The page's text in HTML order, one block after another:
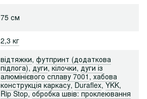
75 см
2,3 кг
відтяжки, футпринт (додаткова
підлога),дуги,кілочки,дуги із
алюмінієвого сплаву 7001,хабова
конструкція каркасу,Duraflex,YKK,
Rip Stop,обробка швів: проклеювання